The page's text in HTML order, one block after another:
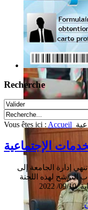
Recherche
Vous êtes ici : Accueil
الإجتماعية
إدارة الجامعة إلى
الترشح لهذه اللجنة